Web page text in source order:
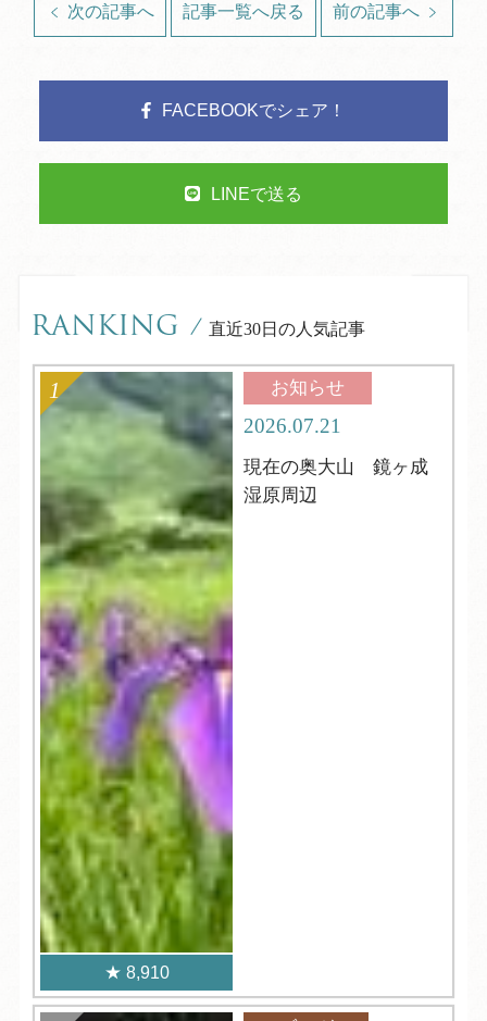
次の記事へ 記事一覧へ戻る 前の記事へ
FACEBOOKでシェア！
LINEで送る
RANKING / 直近30日の人気記事
8,910
お知らせ
2026.07.21
現在の奥大山 鏡ヶ成
湿原周辺